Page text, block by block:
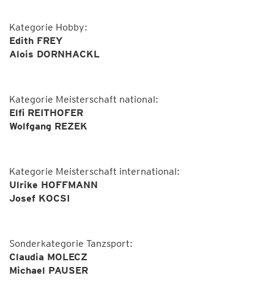
Kategorie Hobby:
Edith FREY
Alois DORNHACKL
Kategorie Meisterschaft national:
Elfi REITHOFER
Wolfgang REZEK
Kategorie Meisterschaft international:
Ulrike HOFFMANN
Josef KOCSI
Sonderkategorie Tanzsport:
Claudia MOLECZ
Michael PAUSER